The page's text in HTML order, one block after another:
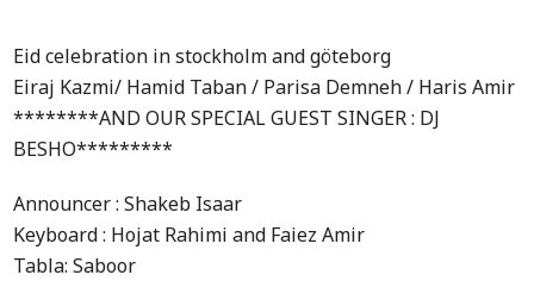
Eid celebration in stockholm and göteborg
Eiraj Kazmi/ Hamid Taban / Parisa Demneh / Haris Amir
********AND OUR SPECIAL GUEST SINGER : DJ
BESHO*********
Announcer : Shakeb Isaar
Keyboard : Hojat Rahimi and Faiez Amir
Tabla: Saboor